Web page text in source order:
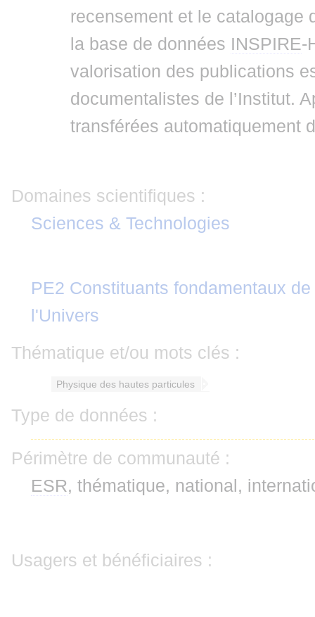
recensement et le catalogage
la base de données INSPIRE-
valorisation des publications
documentalistes de l’Institut.
transférées automatiquement
Domaines scientifiques :
Sciences & Technologies
PE2 Constituants fondamentaux
l'Univers
Thématique et/ou mots clés :
Physique des hautes particules
Type de données :
Périmètre de communauté :
ESR, thématique, national,
Usagers et bénéficiaires :